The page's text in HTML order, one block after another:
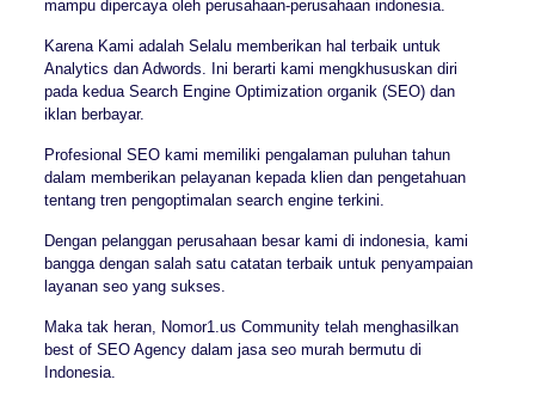
mampu dipercaya oleh perusahaan-perusahaan indonesia.
Karena Kami adalah Selalu memberikan hal terbaik untuk
Analytics dan Adwords. Ini berarti kami mengkhususkan diri
pada kedua Search Engine Optimization organik (SEO) dan
iklan berbayar.
Profesional SEO kami memiliki pengalaman puluhan tahun
dalam memberikan pelayanan kepada klien dan pengetahuan
tentang tren pengoptimalan search engine terkini.
Dengan pelanggan perusahaan besar kami di indonesia, kami
bangga dengan salah satu catatan terbaik untuk penyampaian
layanan seo yang sukses.
Maka tak heran, Nomor1.us Community telah menghasilkan
best of SEO Agency dalam jasa seo murah bermutu di
Indonesia.